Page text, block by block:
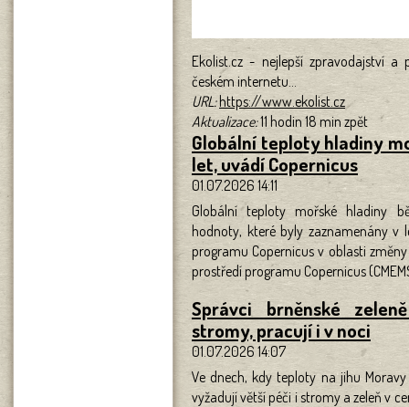
Ekolist.cz - nejlepší zpravodajství
českém internetu...
URL: https://www.ekolist.cz
Aktualizace:11 hodin 18 min zpět
Globální teploty hladiny
let, uvádí Copernicus
01.07.2026 14:11
Globální teploty mořské hladiny
hodnoty, které byly zaznamenány
programu Copernicus v oblasti
prostředí programu Copernicus
Správci brněnské
stromy, pracují i v noci
01.07.2026 14:07
Ve dnech, kdy teploty na jihu
vyžadují větší péči i stromy a zeleň v